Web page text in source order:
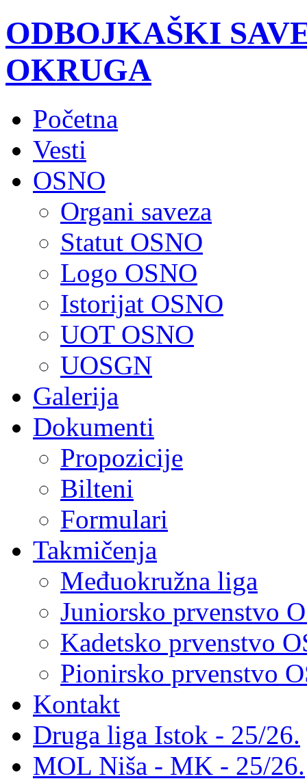
ODBOJKAŠKI
OKRUGA
Početna
Vesti
OSNO
Organi saveza
Statut OSNO
Logo OSNO
Istorijat OSNO
UOT OSNO
UOSGN
Galerija
Dokumenti
Propozicije
Bilteni
Formulari
Takmičenja
Međuokružna liga
Juniorsko prvenstvo
Kadetsko prvenstvo
Pionirsko prvenstvo
Kontakt
Druga liga Istok - 25/26.
MOL Niša - MK - 25/26.